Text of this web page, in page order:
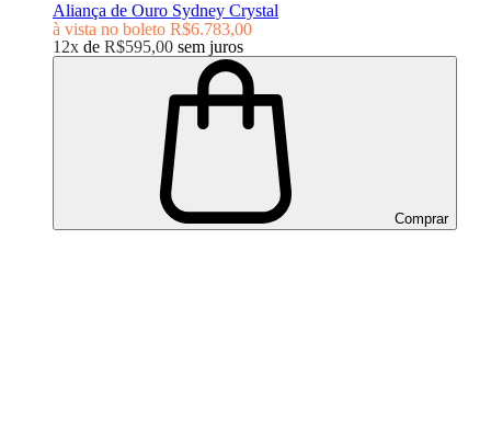
Aliança de Ouro Sydney Crystal
à vista no boleto R$6.783,00
12x de R$595,00 sem juros
Comprar